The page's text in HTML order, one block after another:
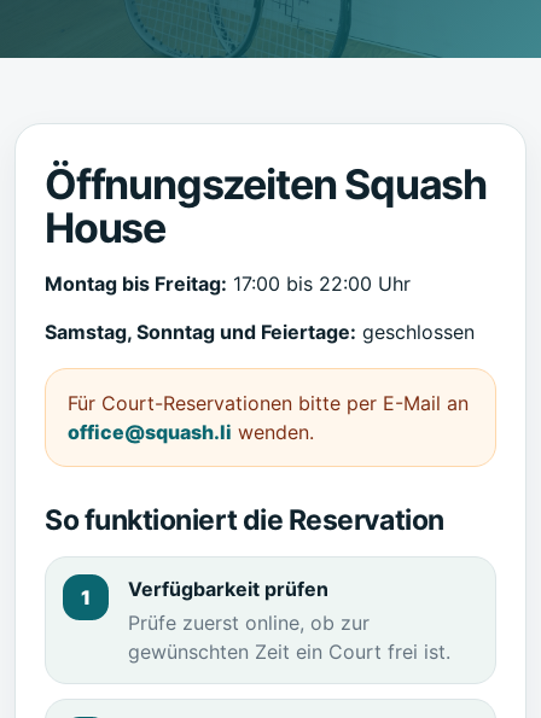
Öffnungszeiten Squash
House
Montag bis Freitag: 17:00 bis 22:00 Uhr
Samstag, Sonntag und Feiertage: geschlossen
Für Court-Reservationen bitte per E-Mail an
office@squash.li wenden.
So funktioniert die Reservation
1
Verfügbarkeit prüfen
Prüfe zuerst online, ob zur
gewünschten Zeit ein Court frei ist.